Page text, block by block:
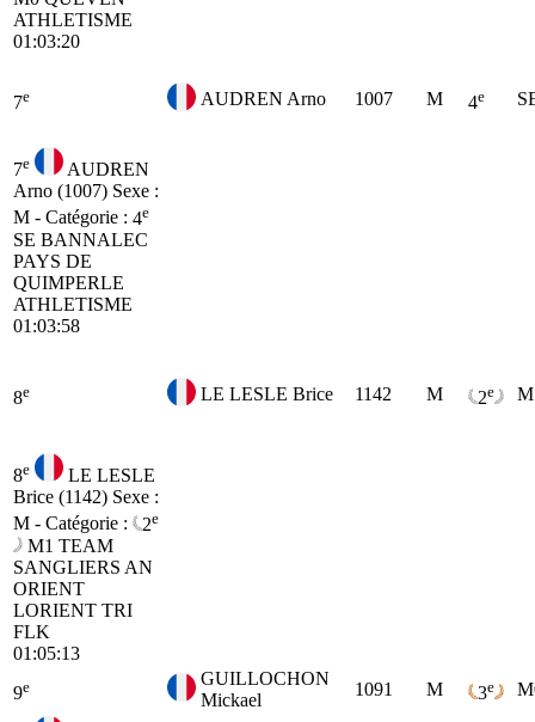
ATHLETISME
01:03:20
7e AUDREN Arno 1007 M 4e
7e
AUDREN
Arno (1007) Sexe :
M - Catégorie : 4e
SE BANNALEC
PAYS DE
QUIMPERLE
ATHLETISME
01:03:58
8e LE LESLE Brice 1142 M 2e
8e
LE LESLE
Brice (1142) Sexe :
M - Catégorie :
2e
M1 TEAM
SANGLIERS AN
ORIENT
LORIENT TRI
FLK
01:05:13
9e
GUILLOCHON
Mickael
1091 M 3e